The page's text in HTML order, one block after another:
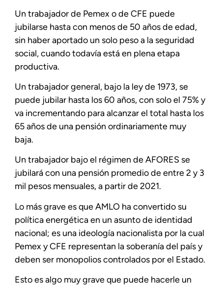
Un trabajador de Pemex o de CFE puede
jubilarse hasta con menos de 50 años de edad,
sin haber aportado un solo peso a la seguridad
social, cuando todavía está en plena etapa
productiva.
Un trabajador general, bajo la ley de 1973, se
puede jubilar hasta los 60 años, con solo el 75% y
va incrementando para alcanzar el total hasta los
65 años de una pensión ordinariamente muy
baja.
Un trabajador bajo el régimen de AFORES se
jubilará con una pensión promedio de entre 2 y 3
mil pesos mensuales, a partir de 2021.
Lo más grave es que AMLO ha convertido su
política energética en un asunto de identidad
nacional; es una ideología nacionalista por la cual
Pemex y CFE representan la soberanía del país y
deben ser monopolios controlados por el Estado.
Esto es algo muy grave que puede hacerle un